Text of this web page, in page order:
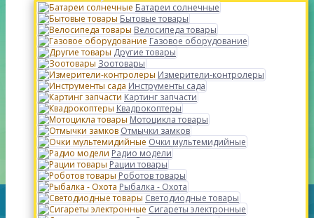
Батареи солнечные
Бытовые товары
Велосипеда товары
Газовое оборудование
Другие товары
Зоотовары
Измерители-контролеры
Инструменты сада
Картинг запчасти
Квадрокоптеры
Мотоцикла товары
Отмычки замков
Очки мультемидийные
Радио модели
Рации товары
Роботов товары
Рыбалка - Охота
Светодиодные товары
Сигареты электронные